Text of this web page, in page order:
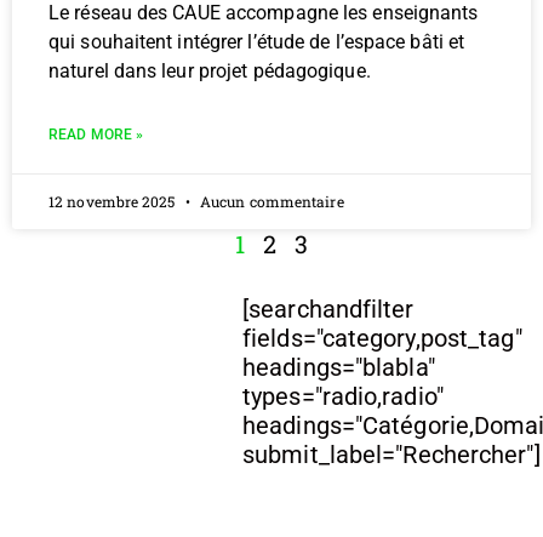
Le réseau des CAUE accompagne les enseignants
qui souhaitent intégrer l’étude de l’espace bâti et
naturel dans leur projet pédagogique.
READ MORE »
12 novembre 2025 Aucun commentaire
1 2 3
[searchandfilter
fields="category,post_tag"
headings="blabla"
types="radio,radio"
submit_label="Rechercher"]